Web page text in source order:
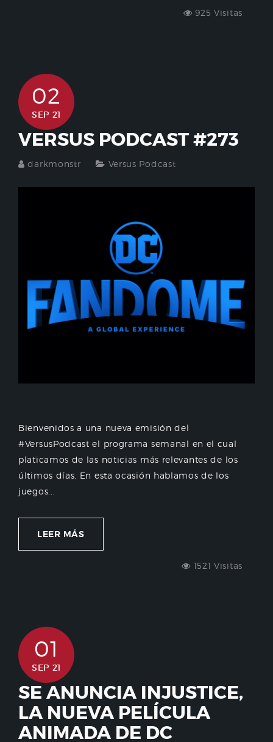
925 Visitas
02
SEP 21
VERSUS PODCAST #273
darkmonstr Versus Podcast
Bienvenidos a una nueva emisión del
#VersusPodcast el programa semanal en el cual
platicamos de las noticias más relevantes de los
últimos días. En esta ocasión hablamos de los
juegos...
LEER MÁS
1521 Visitas
01
SEP 21
SE ANUNCIA INJUSTICE,
LA NUEVA PELÍCULA
ANIMADA DE DC